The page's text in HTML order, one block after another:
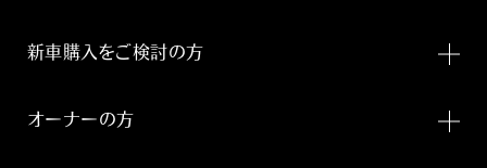
新車購入をご検討の方
オーナーの方